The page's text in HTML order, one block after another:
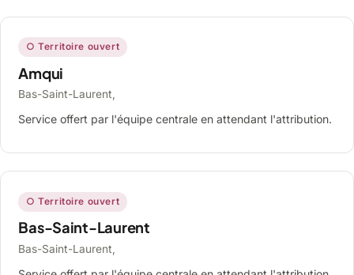
○ Territoire ouvert
Amqui
Bas-Saint-Laurent,
Service offert par l'équipe centrale en attendant l'attribution.
○ Territoire ouvert
Bas-Saint-Laurent
Bas-Saint-Laurent,